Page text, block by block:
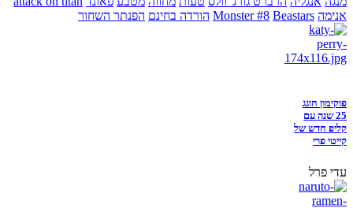
אנימה
Monster #8 Beastars הורדה בחינם הפנתר השחור
פוקימון חוגג
25 שנה עם
קליפ חדש של
קייטי פרי
עדי פרל